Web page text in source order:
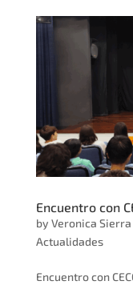
Encuentro con
by Veronica Sierra
Actualidades
Encuentro con